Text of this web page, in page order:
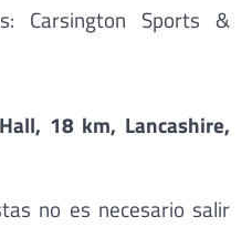
Carsington Sports &
18 km, Lancashire,
no es necesario salir